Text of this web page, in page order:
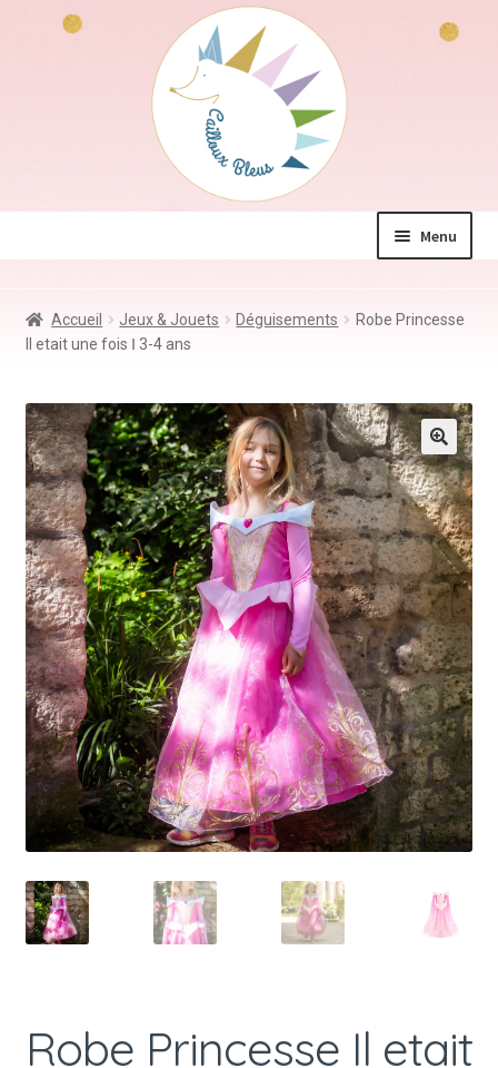
Menu
Jeux & Jouets
Coin des mamans
Kdo à – de 10€
Accueil Jeux & Jouets Déguisements
Robe Princesse
Il etait une fois Ⅰ 3-4 ans
Robe Princesse Il etait